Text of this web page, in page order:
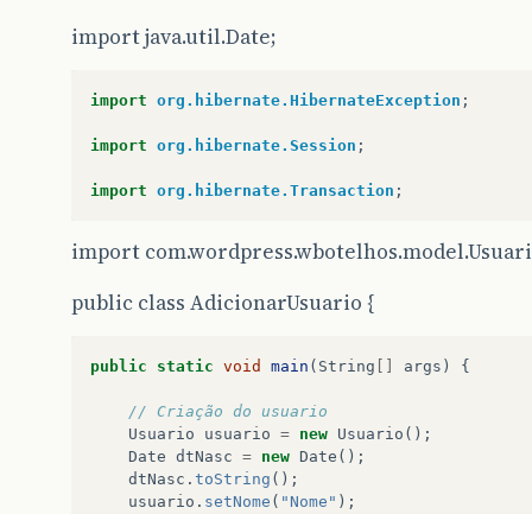
/*
* o usuÃ¡rio jÃ¡ terÃ¡ sido removido da
removerItem
usuarioDelete
return usuarioDelete
public void remover(Usuario usuario)
{
usuarioList
usuarioDelete
= item
}
}
removerItem (usuarioDelete
import java.util.Date;
import org.hibernate.HibernateException ;
import org.hibernate.Session ;
import org.hibernate.Transaction ;
import
public class AdicionarUsuario {
public static void main ( String args ) {
// Criação do usuario
Usuario
usuario = new Usuario ();
Date dtNasc = new Date ();
dtNasc . toString ();
usuario . setNome ( "Nome" );